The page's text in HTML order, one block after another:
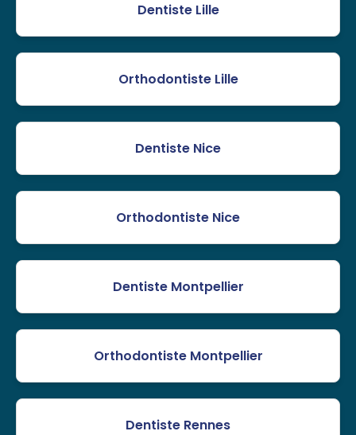
Dentiste Lille
Orthodontiste Lille
Dentiste Nice
Orthodontiste Nice
Dentiste Montpellier
Orthodontiste Montpellier
Dentiste Rennes